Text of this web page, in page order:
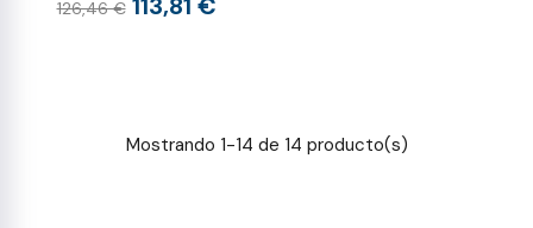
126,46 €
Mostrando 1-14 de 14 producto(s)